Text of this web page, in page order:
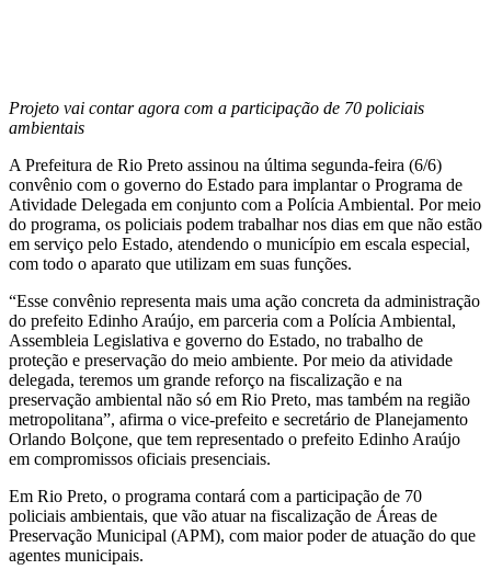
Projeto vai contar agora com a participação de 70 policiais
ambientais
A Prefeitura de Rio Preto assinou na última segunda-feira (6/6)
convênio com o governo do Estado para implantar o Programa de
Atividade Delegada em conjunto com a Polícia Ambiental. Por meio
do programa, os policiais podem trabalhar nos dias em que não estão
em serviço pelo Estado, atendendo o município em escala especial,
com todo o aparato que utilizam em suas funções.
“Esse convênio representa mais uma ação concreta da administração
do prefeito Edinho Araújo, em parceria com a Polícia Ambiental,
Assembleia Legislativa e governo do Estado, no trabalho de
proteção e preservação do meio ambiente. Por meio da atividade
delegada, teremos um grande reforço na fiscalização e na
preservação ambiental não só em Rio Preto, mas também na região
metropolitana”, afirma o vice-prefeito e secretário de Planejamento
Orlando Bolçone, que tem representado o prefeito Edinho Araújo
em compromissos oficiais presenciais.
Em Rio Preto, o programa contará com a participação de 70
policiais ambientais, que vão atuar na fiscalização de Áreas de
Preservação Municipal (APM), com maior poder de atuação do que
agentes municipais.